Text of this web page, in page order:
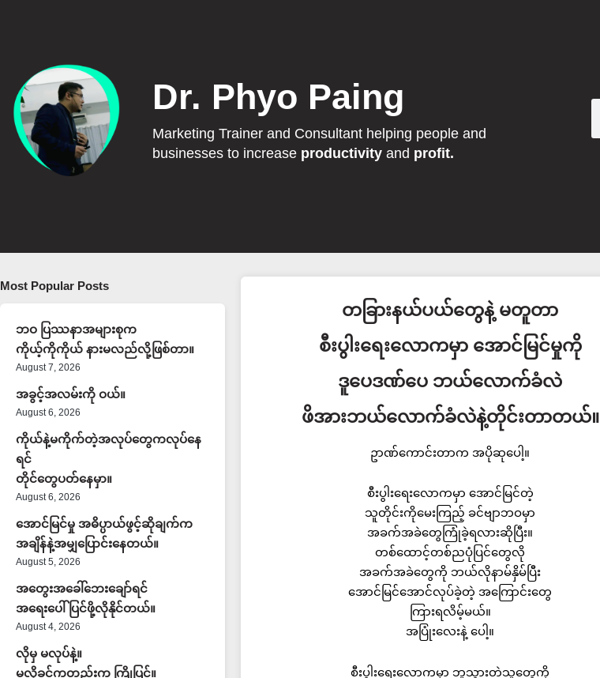
Dr. Phyo Paing
Marketing Trainer and Consultant helping people and
businesses to increase productivityand profit.
Most Popular Posts
ဘဝ ပြဿနာအများစုက
ကိုယ့်ကိုကိုယ် နားမလည်လို့ဖြစ်တာ။
August 7, 2026
အခွင့်အလမ်းကို ဝယ်။
August 6, 2026
ကိုယ်နဲ့မကိုက်တဲ့အလုပ်တွေကလုပ်နေ
ရင်
တိုင်တွေပတ်နေမှာ။
August 6, 2026
အောင်မြင်မှု အဓိပ္ပာယ်ဖွင့်ဆိုချက်က
အချိန်နဲ့အမျှပြောင်းနေတယ်။
August 5, 2026
အတွေးအခေါ်ဘေးချော်ရင်
အရေးပေါ်ပြင်ဖို့လိုနိုင်တယ်။
August 4, 2026
လိုမှ မလုပ်နဲ့။
မလိုခင်ကတည်းက ကြိုပြင်။
တခြားနယ်ပယ်တွေနဲ့ မတူတာ
စီးပွါးရေးလောကမှာ အောင်မြင်မှုကို
ဒူပေဒဏ်ပေ ဘယ်လောက်ခံလဲ
ဖိအားဘယ်လောက်ခံလဲနဲ့တိုင်းတာတယ်။
ဥာဏ်ကောင်းတာက အပိုဆုပေါ့။
စီးပွါးရေးလောကမှာ အောင်မြင်တဲ့
သူတိုင်းကိုမေးကြည့် ခင်ဗျာဘဝမှာ
အခက်အခဲတွေကြုံခဲ့ရလားဆိုပြီး။
တစ်ထောင့်တစ်ညပုံပြင်တွေလို
အခက်အခဲတွေကို ဘယ်လိုနာမ်နှိမ်ပြီး
အောင်မြင်အောင်လုပ်ခဲ့တဲ့ အကြောင်းတွေ
ကြားရလိမ့်မယ်။
အပြုံးလေးနဲ့ ပေါ့။
စီးပွါးရေးလောကမှာ ဘူသွားတဲ့သူတွေကို